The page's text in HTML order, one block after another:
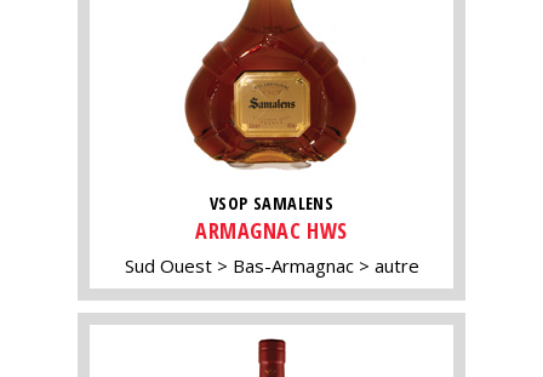
VSOP SAMALENS
ARMAGNAC HWS
Sud Ouest Bas-Armagnac autre